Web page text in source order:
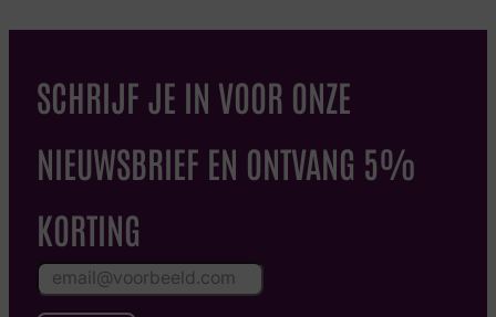
SCHRIJF JE IN VOOR ONZE
NIEUWSBRIEF EN ONTVANG 5%
KORTING